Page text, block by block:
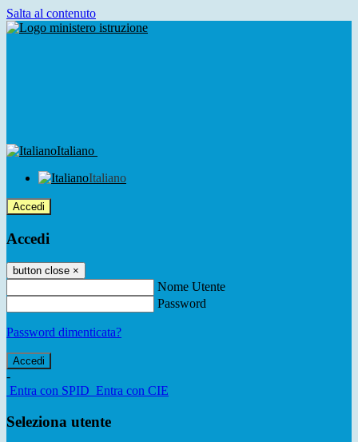
Salta al contenuto
Italiano
Italiano
Accedi
Accedi
button close ×
Nome Utente
Password
Password dimenticata?
-
Entra con SPID Entra con CIE
Seleziona utente